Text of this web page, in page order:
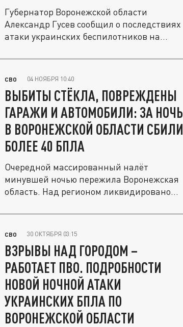
Губернатор Воронежской области
Александр Гусев сообщил о последствиях
атаки украинских беспилотников на...
СВО 04 НОЯБРЯ 10:40
ВЫБИТЫ СТЁКЛА, ПОВРЕЖДЕНЫ
ГАРАЖИ И АВТОМОБИЛИ: ЗА НОЧЬ
В ВОРОНЕЖСКОЙ ОБЛАСТИ СБИЛИ
БОЛЕЕ 40 БПЛА
Очередной массированный налёт
минувшей ночью пережила Воронежская
область. Над регионом ликвидировано...
СВО 30 ОКТЯБРЯ 03:15
ВЗРЫВЫ НАД ГОРОДОМ –
РАБОТАЕТ ПВО. ПОДРОБНОСТИ
НОВОЙ НОЧНОЙ АТАКИ
УКРАИНСКИХ БПЛА ПО
ВОРОНЕЖСКОЙ ОБЛАСТИ